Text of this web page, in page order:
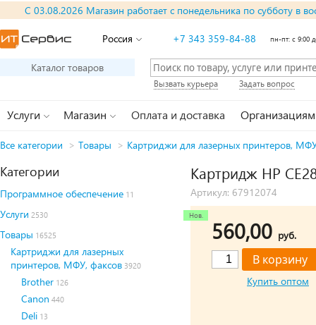
С 03.08.2026 Магазин работает с понедельника по субботу в
Россия +7 343 359-84-88 пн-пт: с 9:00
Каталог товаров
Вызвать курьера Задать вопрос
Услуги Магазин Оплата и доставка Организациям
Все категории > Товары > Картриджи для лазерных принтеров,
Категории
Программное обеспечение 11
Услуги 2530
Товары 16525
Картриджи для лазерных
принтеров, МФУ, факсов 3920
Brother 126
Canon 440
Deli 13
Картридж HP
Артикул: 67912074
560,00 руб.
Купить оптом